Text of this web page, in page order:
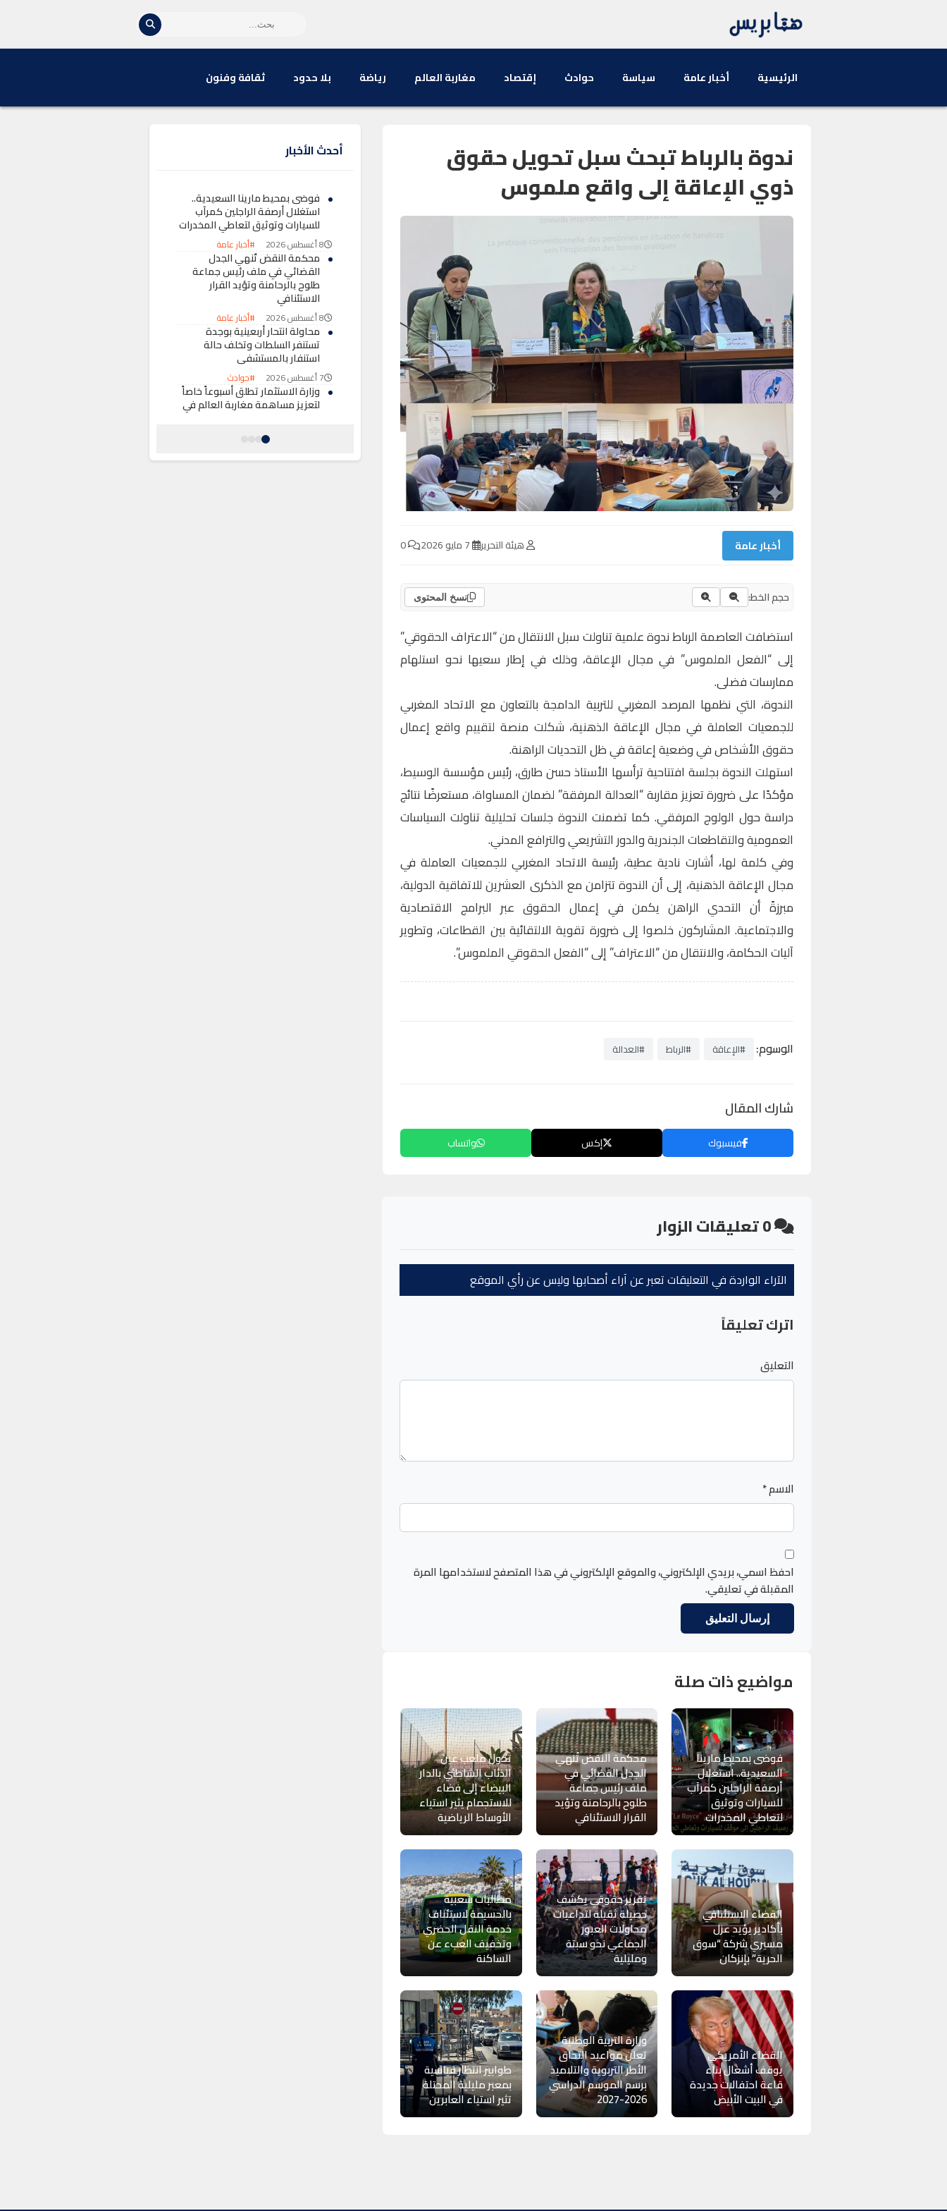
الرئيسية أخبار عامة سياسة حوادث إقتصاد مغاربة العالم رياضة بلا حدود ثقافة وفنون
ندوة بالرباط تبحث سبل تحويل حقوق
ذوي الإعاقة إلى واقع ملموس
أخبار عامة هيئة التحرير
حجم الخط: نسخ المحتوى
استضافت العاصمة الرباط ندوة علمية تناولت سبل الانتقال من “الاعتراف الحقوقي”
إلى “الفعل الملموس” في مجال الإعاقة، وذلك في إطار سعيها نحو استلهام
ممارسات فضلى.
الندوة، التي نظمها المرصد المغربي للتربية الدامجة بالتعاون مع الاتحاد المغربي
للجمعيات العاملة في مجال الإعاقة الذهنية، شكلت منصة لتقييم واقع إعمال
حقوق الأشخاص في وضعية إعاقة في ظل التحديات الراهنة.
استهلت الندوة بجلسة افتتاحية ترأسها الأستاذ حسن طارق، رئيس مؤسسة الوسيط،
مؤكدًا على ضرورة تعزيز مقاربة “العدالة المرفقة” لضمان المساواة، مستعرضًا نتائج
دراسة حول الولوج المرفقي. كما تضمنت الندوة جلسات تحليلية تناولت السياسات
العمومية والتقاطعات الجندرية والدور التشريعي والترافع المدني.
وفي كلمة لها، أشارت نادية عطية، رئيسة الاتحاد المغربي للجمعيات العاملة في
مجال الإعاقة الذهنية، إلى أن الندوة تتزامن مع الذكرى العشرين للاتفاقية الدولية،
مبرزةً أن التحدي الراهن يكمن في إعمال الحقوق عبر البرامج الاقتصادية
والاجتماعية. المشاركون خلصوا إلى ضرورة تقوية الالتقائية بين القطاعات، وتطوير
آليات الحكامة، والانتقال من “الاعتراف” إلى “الفعل الحقوقي الملموس”.
الوسوم: #الإعاقة #الرباط #العدالة
شارك المقال
فيسبوك إكس واتساب
0تعليقات الزوار
الآراء الواردة في التعليقات تعبر عن آراء أصحابها وليس عن رأي الموقع
اترك تعليقاً
التعليق
الاسم*
احفظ اسمي، بريدي الإلكتروني، والموقع الإلكتروني في هذا المتصفح لاستخدامها المرة
المقبلة في تعليقي.
مواضيع ذات صلة
فوضى بمحيط مارينا
السعيدية.. استغلال
أرصفة الراجلين كمرآب
للسيارات وتوثيق
لتعاطي المخدرات
محكمة النقض تُنهي
الجدل القضائي في
ملف رئيس جماعة
طلوح بالرحامنة وتؤيد
القرار الاستئنافي
تحول ملعب عين
الذئاب الشاطئي بالدار
البيضاء إلى فضاء
للاستجمام يثير استياء
الأوساط الرياضية
القضاء الاستئنافي
بأكادير يؤيد عزل
مسيري شركة “سوق
الحرية” بإنزكان
تقرير حقوقي يكشف
حصيلة ثقيلة لتداعيات
محاولات العبور
الجماعي نحو سبتة
ومليلية
مطالبات شعبية
بالحسيمة لاستئناف
خدمة النقل الحضري
وتخفيف العبء عن
الساكنة
القضاء الأمريكي
يوقف أشغال بناء
قاعة احتفالات جديدة
في البيت الأبيض
وزارة التربية الوطنية
تعلن مواعيد التحاق
الأطر التربوية والتلاميذ
برسم الموسم الدراسي
2026-2027
طوابير انتظار قياسية
بمعبر مليلية المحتلة
تثير استياء العابرين
أحدث الأخبار
فوضى بمحيط مارينا السعيدية..
استغلال أرصفة الراجلين كمرآب
للسيارات وتوثيق لتعاطي المخدرات
8 أغسطس 2026 #أخبار عامة
محكمة النقض تُنهي الجدل
القضائي في ملف رئيس جماعة
طلوح بالرحامنة وتؤيد القرار
الاستئنافي
8 أغسطس 2026 #أخبار عامة
محاولة انتحار أربعينية بوجدة
تستنفر السلطات وتخلف حالة
استنفار بالمستشفى
7 أغسطس 2026 #حوادث
وزارة الاستثمار تطلق أسبوعاً خاصاً
لتعزيز مساهمة مغاربة العالم في
فيليبي السادس إلى سبتة المحتلة